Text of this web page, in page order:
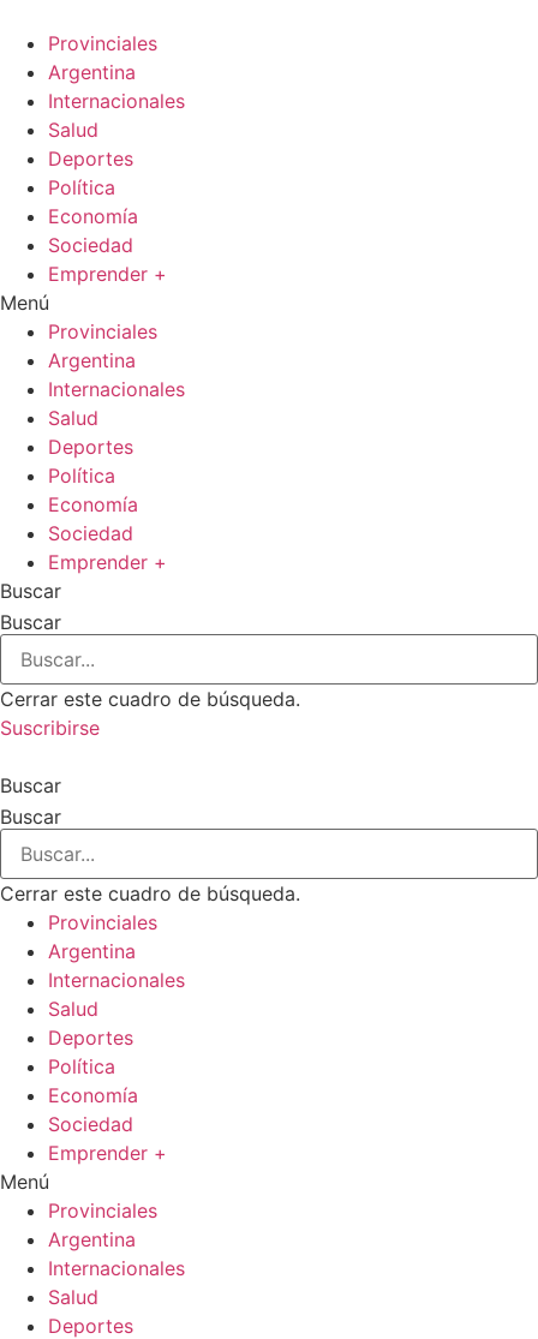
contenido
Provinciales
Argentina
Internacionales
Salud
Deportes
Política
Economía
Sociedad
Emprender +
Menú
Provinciales
Argentina
Internacionales
Salud
Deportes
Política
Economía
Sociedad
Emprender +
Buscar
Buscar
Cerrar este cuadro de búsqueda.
Suscribirse
Buscar
Buscar
Cerrar este cuadro de búsqueda.
Provinciales
Argentina
Internacionales
Salud
Deportes
Política
Economía
Sociedad
Emprender +
Menú
Provinciales
Argentina
Internacionales
Salud
Deportes